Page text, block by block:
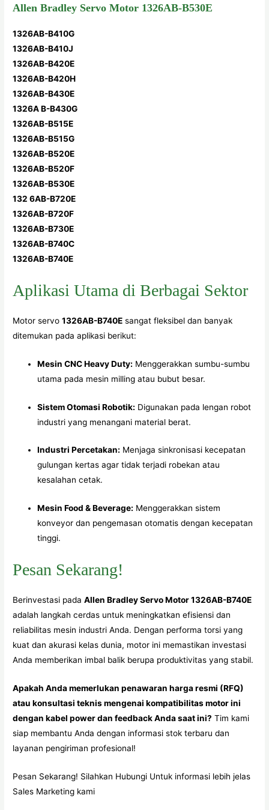
Allen Bradley Servo Motor 1326AB-B530E
1326AB-B410G
1326AB-B410J
1326AB-B420E
1326AB-B420H
1326AB-B430E
1326A B-B430G
1326AB-B515E
1326AB-B515G
1326AB-B520E
1326AB-B520F
1326AB-B530E
132 6AB-B720E
1326AB-B720F
1326AB-B730E
1326AB-B740C
1326AB-B740E
Aplikasi Utama di Berbagai Sektor
Motor servo1326AB-B740E sangat fleksibel dan banyak
ditemukan pada aplikasi berikut:
Mesin CNC Heavy Duty: Menggerakkan sumbu-sumbu
utama pada mesin milling atau bubut besar.
Sistem Otomasi Robotik: Digunakan pada lengan robot
industri yang menangani material berat.
Industri Percetakan: Menjaga sinkronisasi kecepatan
gulungan kertas agar tidak terjadi robekan atau
kesalahan cetak.
Mesin Food & Beverage: Menggerakkan sistem
konveyor dan pengemasan otomatis dengan kecepatan
tinggi.
Pesan Sekarang!
Berinvestasi padaAllen Bradley Servo Motor 1326AB-B740E
adalah langkah cerdas untuk meningkatkan efisiensi dan
reliabilitas mesin industri Anda. Dengan performa torsi yang
kuat dan akurasi kelas dunia, motor ini memastikan investasi
Anda memberikan imbal balik berupa produktivitas yang stabil.
Apakah Anda memerlukan penawaran harga resmi (RFQ)
atau konsultasi teknis mengenai kompatibilitas motor ini
dengan kabel power dan feedback Anda saat ini? Tim kami
siap membantu Anda dengan informasi stok terbaru dan
layanan pengiriman profesional!
Pesan Sekarang! Silahkan Hubungi Untuk informasi lebih jelas
Sales Marketing kami